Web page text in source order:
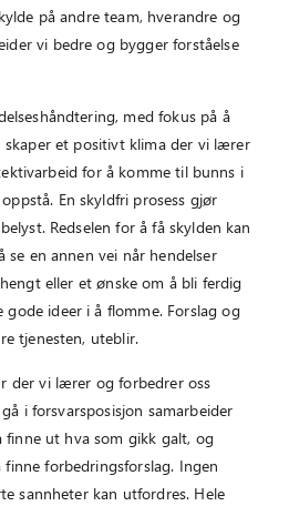
på andre team, hverandre og
vi bedre og bygger forståelse
med fokus på å
skaper et positivt klima der vi lærer
for å komme til bunns i
En skyldfri prosess gjør
Redselen for å få skylden kan
se en annen vei når hendelser
eller et ønske om å bli ferdig
ideer i å flomme. Forslag og
tjenesten, uteblir.
der vi lærer og forbedrer oss
i forsvarsposisjon samarbeider
ut hva som gikk galt, og
forbedringsforslag. Ingen
sannheter kan utfordres. Hele